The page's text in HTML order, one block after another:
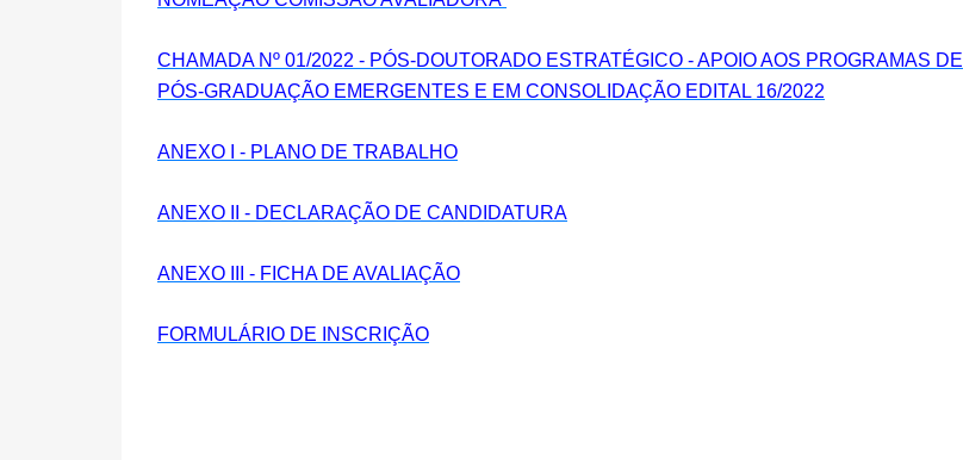
CHAMADA Nº 01/2022 - PÓS-DOUTORADO ESTRATÉGICO - APOIO AOS PROGRAMAS DE
PÓS-GRADUAÇÃO EMERGENTES E EM CONSOLIDAÇÃO EDITAL 16/2022
ANEXO I - PLANO DE TRABALHO
ANEXO II - DECLARAÇÃO DE CANDIDATURA
ANEXO III - FICHA DE AVALIAÇÃO
FORMULÁRIO DE INSCRIÇÃO